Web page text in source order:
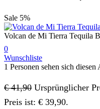
Sale 5%
Volcan de Mi Tierra Tequila
0
Wunschliste
1 Personen sehen sich
€41,90 Ursprünglicher
Preis ist: € 39,90.